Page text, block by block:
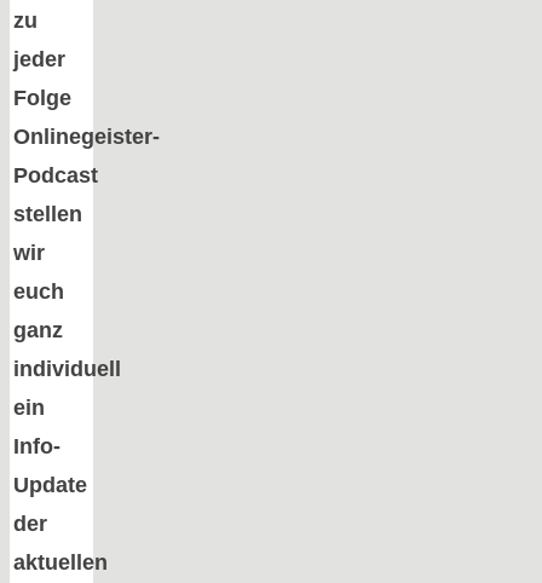
zu
jeder
Folge
Onlinegeister-
Podcast
stellen
wir
euch
ganz
individuell
ein
Info-
Update
der
aktuellen